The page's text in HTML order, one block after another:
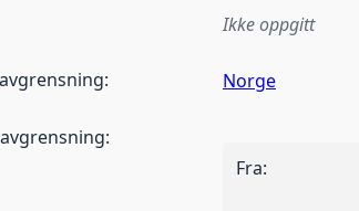
Ikke oppgitt
: Norge
:
Fra: